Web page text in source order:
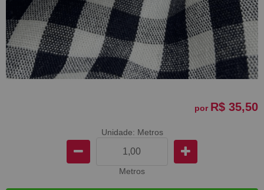
por R$ 35,50
Unidade: Metros
Metros